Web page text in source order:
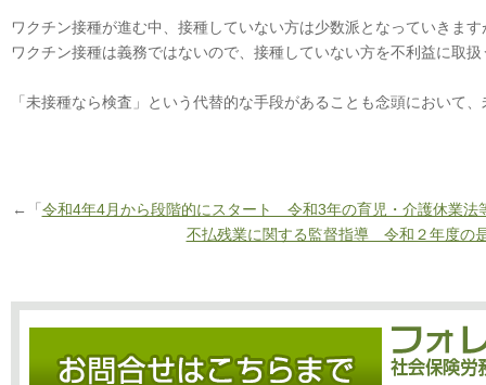
ワクチン接種が進む中、接種していない方は少数派となっていきます
ワクチン接種は義務ではないので、接種していない方を不利益に取
「未接種なら検査」という代替的な手段があることも念頭において
←「 令和4年4月から段階的にスタート 令和3年の育児・介護休業法
不払残業に関する監督指導 令和２年度の